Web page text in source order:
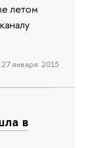
летом
27 января 2015
в